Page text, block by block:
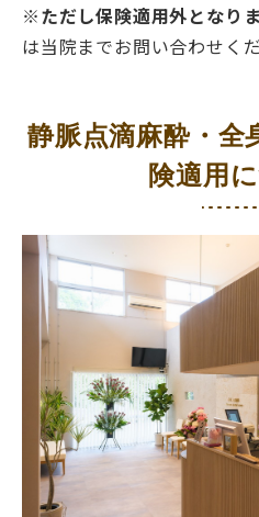
※ただし保険適用外となりま
は当院までお問い合わせくだ
静脈点滴麻酔・全
険適用